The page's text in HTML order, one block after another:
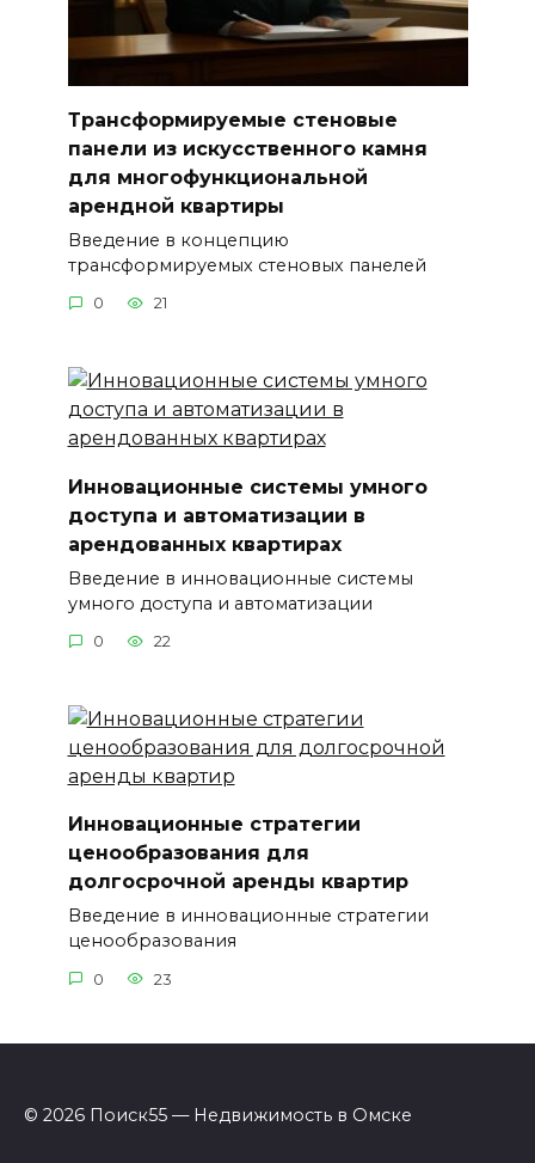
Трансформируемые стеновые
панели из искусственного камня
для многофункциональной
арендной квартиры
Введение в концепцию
трансформируемых стеновых панелей
0 21
Инновационные системы умного
доступа и автоматизации в
арендованных квартирах
Введение в инновационные системы
умного доступа и автоматизации
0 22
Инновационные стратегии
ценообразования для
долгосрочной аренды квартир
Введение в инновационные стратегии
ценообразования
0 23
© 2026 Поиск55 — Недвижимость в Омске